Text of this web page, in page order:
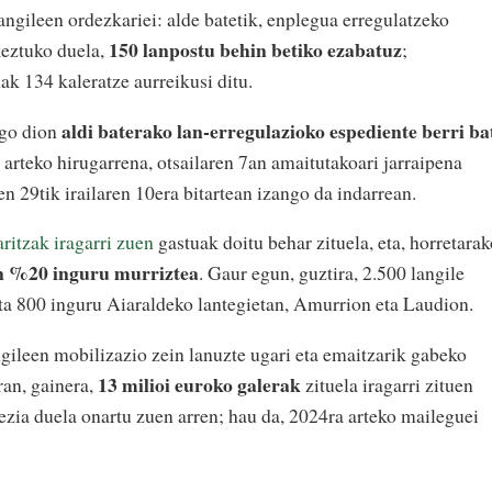
ordezkariei: alde batetik, enplegua erregulatzeko
duela, 150 lanpostu behin betiko ezabatuz;
134 kaleratze aurreikusi ditu.
dion aldi baterako lan-erregulazioko espediente berri
hirugarrena, otsailaren 7an amaitutakoari jarraipena
29tik irailaren 10era bitartean izango da indarrean.
iragarri zuen gastuak doitu behar zituela, eta,
%20 inguru murriztea. Gaur egun, guztira, 2.500 langile
800 inguru Aiaraldeko lantegietan, Amurrion eta Laudion.
mobilizazio zein lanuzte ugari eta emaitzarik gabeko
gainera, 13 milioi euroko galerak zituela iragarri zituen
duela onartu zuen arren; hau da, 2024ra arteko maileguei